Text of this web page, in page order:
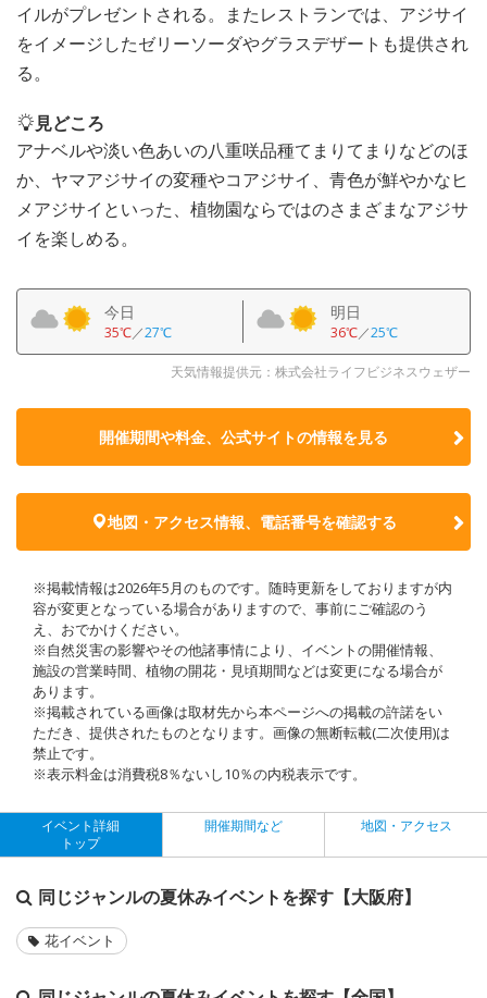
イルがプレゼントされる。またレストランでは、アジサイ
をイメージしたゼリーソーダやグラスデザートも提供され
る。
見どころ
アナベルや淡い色あいの八重咲品種てまりてまりなどのほ
か、ヤマアジサイの変種やコアジサイ、青色が鮮やかなヒ
メアジサイといった、植物園ならではのさまざまなアジサ
イを楽しめる。
今日
35℃／27℃
明日
36℃／25℃
天気情報提供元：株式会社ライフビジネスウェザー
開催期間や料金、公式サイトの情報を見る
地図・アクセス情報、電話番号を確認する
※掲載情報は2026年5月のものです。随時更新をしておりますが内
容が変更となっている場合がありますので、事前にご確認のう
え、おでかけください。
※自然災害の影響やその他諸事情により、イベントの開催情報、
施設の営業時間、植物の開花・見頃期間などは変更になる場合が
あります。
※掲載されている画像は取材先から本ページへの掲載の許諾をい
ただき、提供されたものとなります。画像の無断転載(二次使用)は
禁止です。
※表示料金は消費税8％ないし10％の内税表示です。
イベント詳細
トップ
開催期間など 地図・アクセス
同じジャンルの夏休みイベントを探す【大阪府】
花イベント